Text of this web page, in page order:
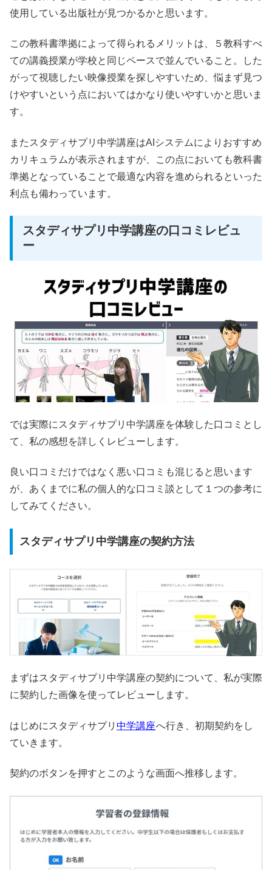
使用している出版社が見つかるかと思います。
この教科書準拠によって得られるメリットは、５教科すべ
ての講義授業が学校と同じペースで並んでいること。した
がって視聴したい映像授業を探しやすいため、悩まず見つ
けやすいという点においてはかなり使いやすいかと思いま
す。
またスタディサプリ中学講座はAIシステムによりおすすめ
カリキュラムが表示されますが、この点においても教科書
準拠となっていることで最適な内容を進められるといった
利点も備わっています。
スタディサプリ中学講座の口コミレビュ
ー
では実際にスタディサプリ中学講座を体験した口コミとし
て、私の感想を詳しくレビューします。
良い口コミだけではなく悪い口コミも混じると思います
が、あくまでに私の個人的な口コミ談として１つの参考に
してみてください。
スタディサプリ中学講座の契約方法
まずはスタディサプリ中学講座の契約について、私が実際
に契約した画像を使ってレビューします。
はじめにスタディサプリ 中学講座へ行き、初期契約をし
ていきます。
契約のボタンを押すとこのような画面へ推移します。